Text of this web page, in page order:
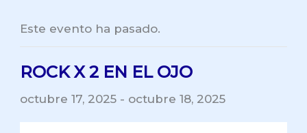
Este evento ha pasado.
ROCK X 2 EN EL OJO
octubre 17, 2025 - octubre 18, 2025